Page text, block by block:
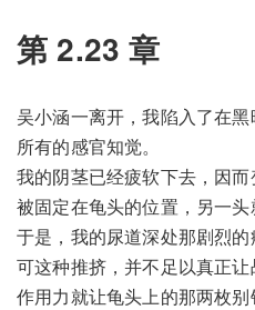
第 2.23 章
吴小涵一离开，我陷入了在
所有的感官知觉。
我的阴茎已经疲软下去，因
被固定在龟头的位置，另一
于是，我的尿道深处那剧烈的
可这种推挤，并不足以真正
作用力就让龟头上的那两枚